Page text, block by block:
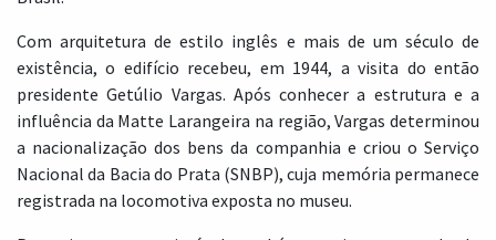
Com arquitetura de estilo inglês e mais de um século de
existência, o edifício recebeu, em 1944, a visita do então
presidente Getúlio Vargas. Após conhecer a estrutura e a
influência da Matte Larangeira na região, Vargas determinou
a nacionalização dos bens da companhia e criou o Serviço
Nacional da Bacia do Prata (SNBP), cuja memória permanece
registrada na locomotiva exposta no museu.